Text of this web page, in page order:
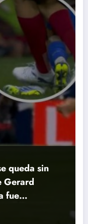
queda sin
Gerard
fue